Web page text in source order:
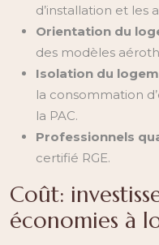
d’installation et les
Orientation du
des modèles
Isolation du
la consommation
la PAC.
Professionnels
certifié RGE.
Coût:
économies à